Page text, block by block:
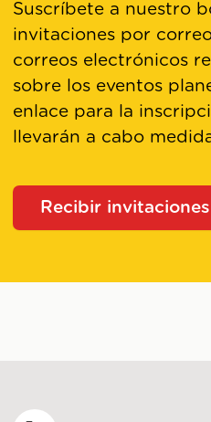
Suscríbete a nuestro
invitaciones por
correos electrónicos
sobre los eventos
enlace para la
llevarán a cabo
Recibir invitaciones